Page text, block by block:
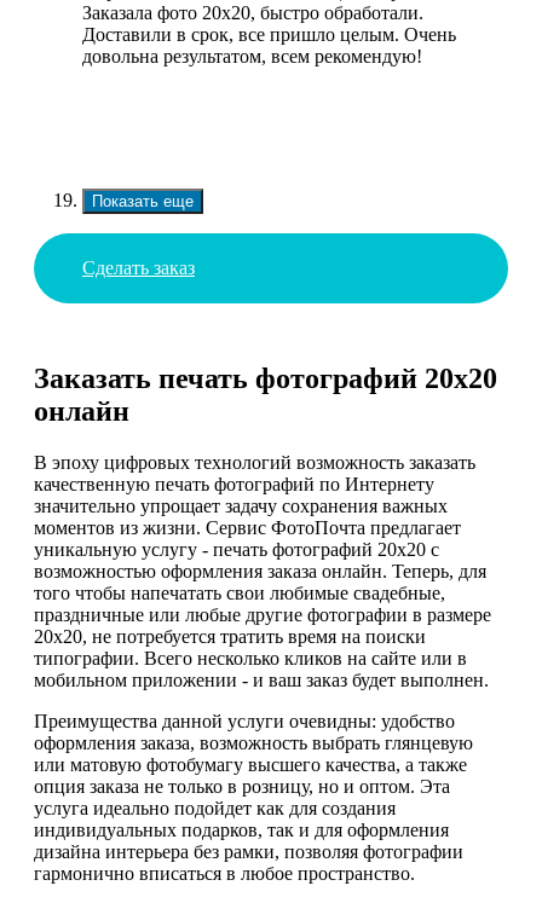
Заказала фото 20х20, быстро обработали.
Доставили в срок, все пришло целым. Очень
довольна результатом, всем рекомендую!
Показать еще
Сделать заказ
Заказать печать фотографий 20х20
онлайн
В эпоху цифровых технологий возможность заказать
качественную печать фотографий по Интернету
значительно упрощает задачу сохранения важных
моментов из жизни. Сервис ФотоПочта предлагает
уникальную услугу - печать фотографий 20х20 с
возможностью оформления заказа онлайн. Теперь, для
того чтобы напечатать свои любимые свадебные,
праздничные или любые другие фотографии в размере
20х20, не потребуется тратить время на поиски
типографии. Всего несколько кликов на сайте или в
мобильном приложении - и ваш заказ будет выполнен.
Преимущества данной услуги очевидны: удобство
оформления заказа, возможность выбрать глянцевую
или матовую фотобумагу высшего качества, а также
опция заказа не только в розницу, но и оптом. Эта
услуга идеально подойдет как для создания
индивидуальных подарков, так и для оформления
дизайна интерьера без рамки, позволяя фотографии
гармонично вписаться в любое пространство.